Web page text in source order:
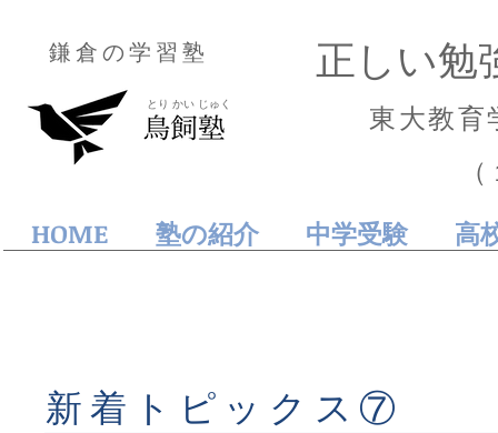
鎌倉の学習塾
とり かい じゅく
正しい勉
東大教育
HOME
塾の紹介 中学受験 高
​新着トピックス ⑦